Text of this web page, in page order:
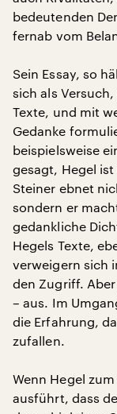
bedeutenden
fernab vom
Sein Essay, so
sich als
Texte, und mit
Gedanke
beispielsweise
gesagt, Hegel
Steiner ebnet
sondern er
gedankliche
Hegels Texte,
verweigern sich
den Zugriff.
– aus. Im
die Erfahrung,
zufallen.
Wenn Hegel
ausführt, dass